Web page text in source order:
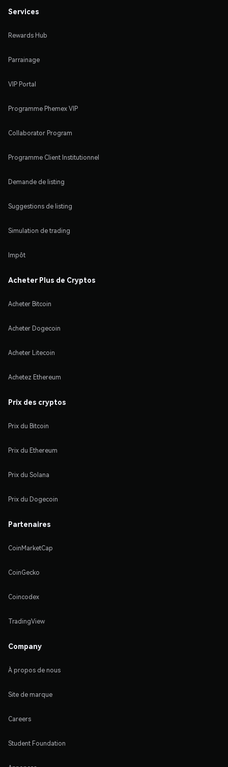
Services
Rewards Hub
Parrainage
VIP Portal
Programme Phemex VIP
Collaborator Program
Programme Client Institutionnel
Demande de listing
Suggestions de listing
Simulation de trading
Impôt
Acheter Plus de Cryptos
Acheter Bitcoin
Acheter Dogecoin
Acheter Litecoin
Achetez Ethereum
Prix des cryptos
Prix du Bitcoin
Prix du Ethereum
Prix du Solana
Prix du Dogecoin
Partenaires
CoinMarketCap
CoinGecko
Coincodex
TradingView
Company
À propos de nous
Site de marque
Careers
Student Foundation